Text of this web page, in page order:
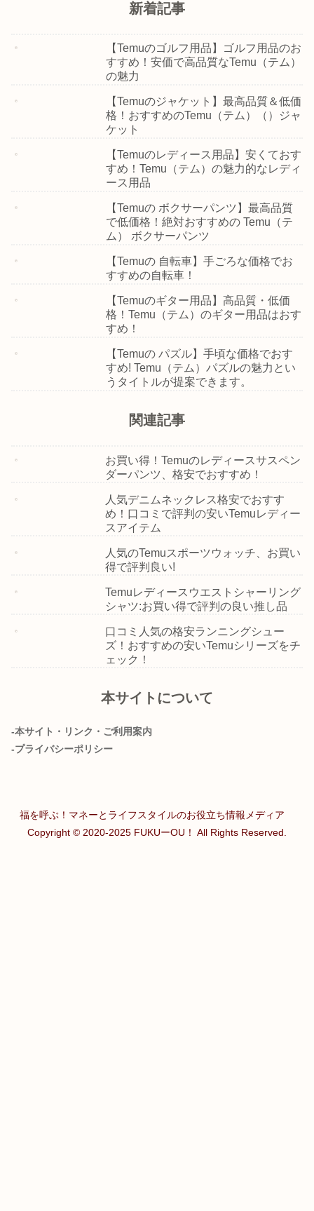
新着記事
【Temuのゴルフ用品】ゴルフ用品のお
すすめ！安価で高品質なTemu（テム）
の魅力
【Temuのジャケット】最高品質＆低価
格！おすすめのTemu（テム）（）ジャ
ケット
【Temuのレディース用品】安くておす
すめ！Temu（テム）の魅力的なレディ
ース用品
【Temuの ボクサーパンツ】最高品質
で低価格！絶対おすすめの Temu（テ
ム） ボクサーパンツ
【Temuの 自転車】手ごろな価格でお
すすめの自転車！
【Temuのギター用品】高品質・低価
格！Temu（テム）のギター用品はおす
すめ！
【Temuの パズル】手頃な価格でおす
すめ! Temu（テム）パズルの魅力とい
うタイトルが提案できます。
関連記事
お買い得！Temuのレディースサスペン
ダーパンツ、格安でおすすめ！
人気デニムネックレス格安でおすす
め！口コミで評判の安いTemuレディー
スアイテム
人気のTemuスポーツウォッチ、お買い
得で評判良い!
Temuレディースウエストシャーリング
シャツ:お買い得で評判の良い推し品
口コミ人気の格安ランニングシュー
ズ！おすすめの安いTemuシリーズをチ
ェック！
本サイトについて
-本サイト・リンク・ご利用案内
-プライバシーポリシー
福を呼ぶ！マネーとライフスタイルのお役立ち情報メディア
Copyright © 2020-2025 FUKUーOU！ All Rights Reserved.